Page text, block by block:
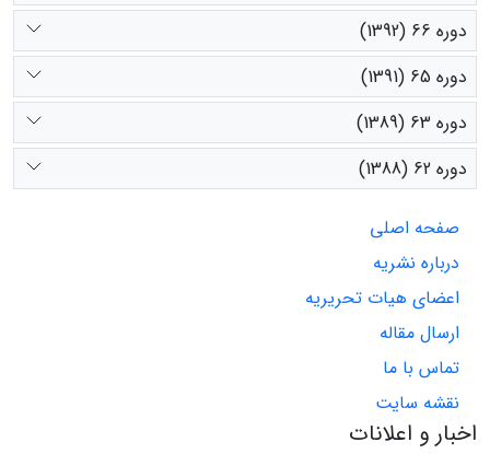
دوره 66 (1392)
دوره 65 (1391)
دوره 63 (1389)
دوره 62 (1388)
صفحه اصلی
درباره نشریه
اعضای هیات تحریریه
ارسال مقاله
تماس با ما
نقشه سایت
اخبار و اعلانات